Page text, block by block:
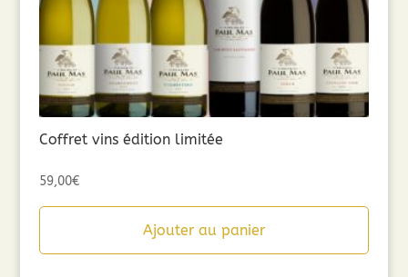
Coffret vins édition limitée
59,00€
Ajouter au panier